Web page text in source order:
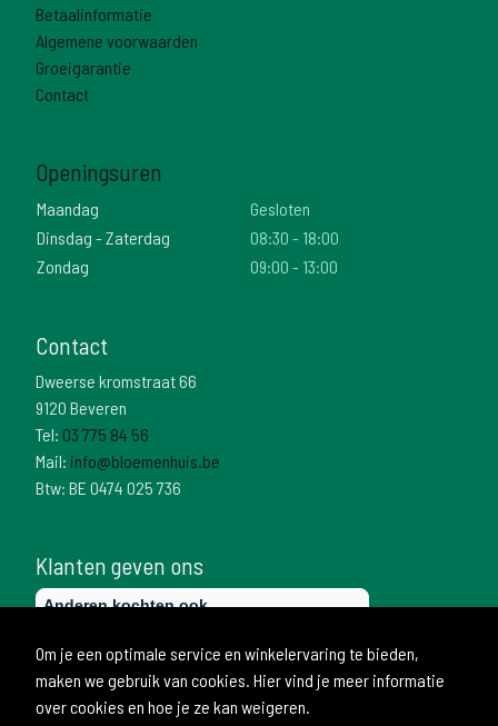
Betaalinformatie
Algemene voorwaarden
Groeigarantie
Contact
Openingsuren
Maandag
Gesloten
Dinsdag - Zaterdag
08:30 - 18:00
Zondag
09:00 - 13:00
Contact
Dweerse kromstraat 66
9120 Beveren
Tel: 03 775 84 56
Mail: info@bloemenhuis.be
Btw: BE 0474 025 736
Klanten geven ons
Om je een optimale service en winkelervaring te bieden,
maken we gebruik van cookies. Hier vind je meer informatie
over cookies en hoe je ze kan weigeren.